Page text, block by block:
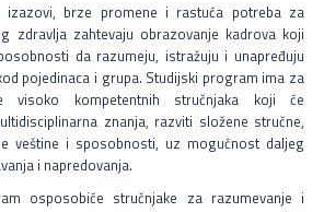
Podrška zaposlenim studentima
sa druge visokoškolske ustanove
Često postavljana pitanja
Kontakt
izazovi, brze promene i rastuća potreba za
zdravlja zahtevaju obrazovanje kadrova koji
da razumeju, istražuju i unapređuju
pojedinaca i grupa. Studijski program ima za
visoko kompetentnih stručnjaka koji će
znanja, razviti složene stručne,
veštine i sposobnosti, uz mogućnost daljeg
i napredovanja.
osposobiće stručnjake za razumevanje i